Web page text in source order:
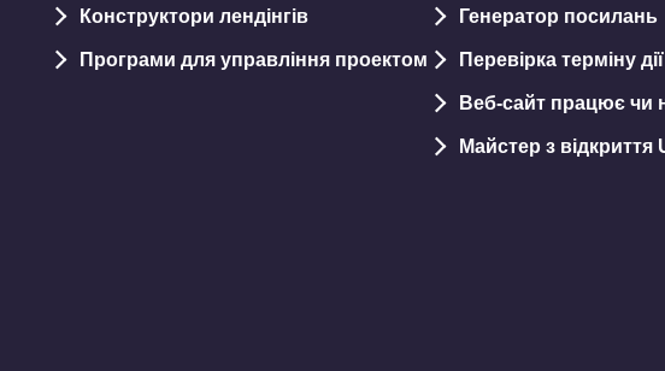
Конструктори лендінгів
Програми для управління проектом
Генератор посилань
Перевірка терміну
Веб-сайт працює чи
Майстер з відкриття